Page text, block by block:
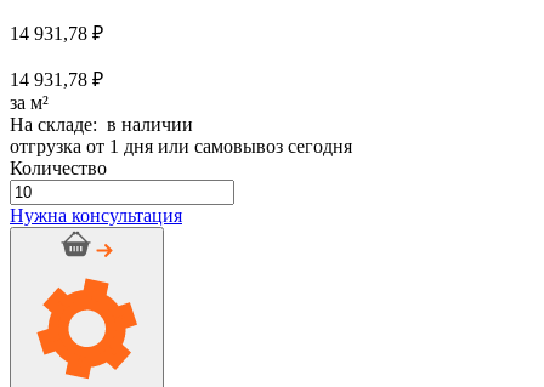
14 931,78 ₽
14 931,78 ₽
за м²
На складе: в наличии
отгрузка от 1 дня или самовывоз сегодня
Количество
Количество
товара
Рулон
CLAD
Нужна консультация